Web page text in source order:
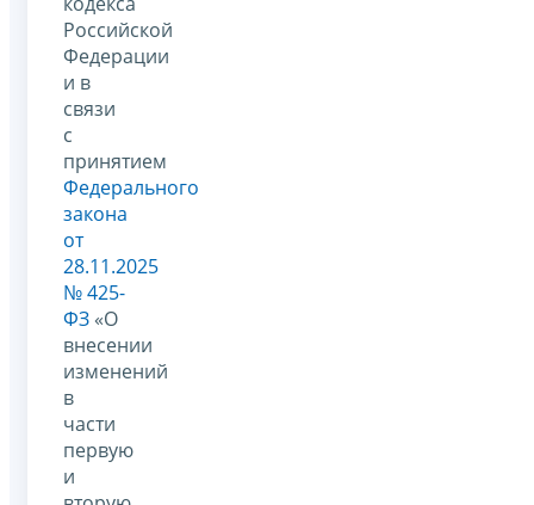
Российской
Федерации
и в
связи
с
принятием
Федерального
закона
от
28.11.2025
№ 425-
ФЗ «О
внесении
изменений
в
части
первую
и